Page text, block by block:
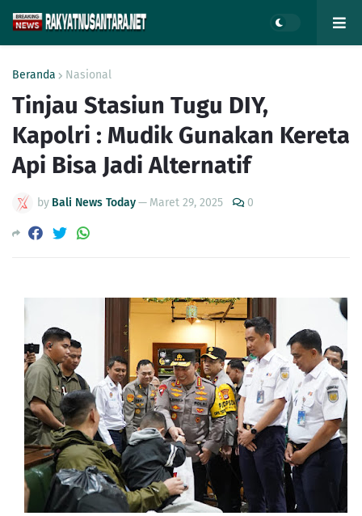
Beranda Nasional
Tinjau Stasiun Tugu DIY,
Kapolri : Mudik Gunakan Kereta
Api Bisa Jadi Alternatif
by Bali News Today— Maret 29, 2025 0